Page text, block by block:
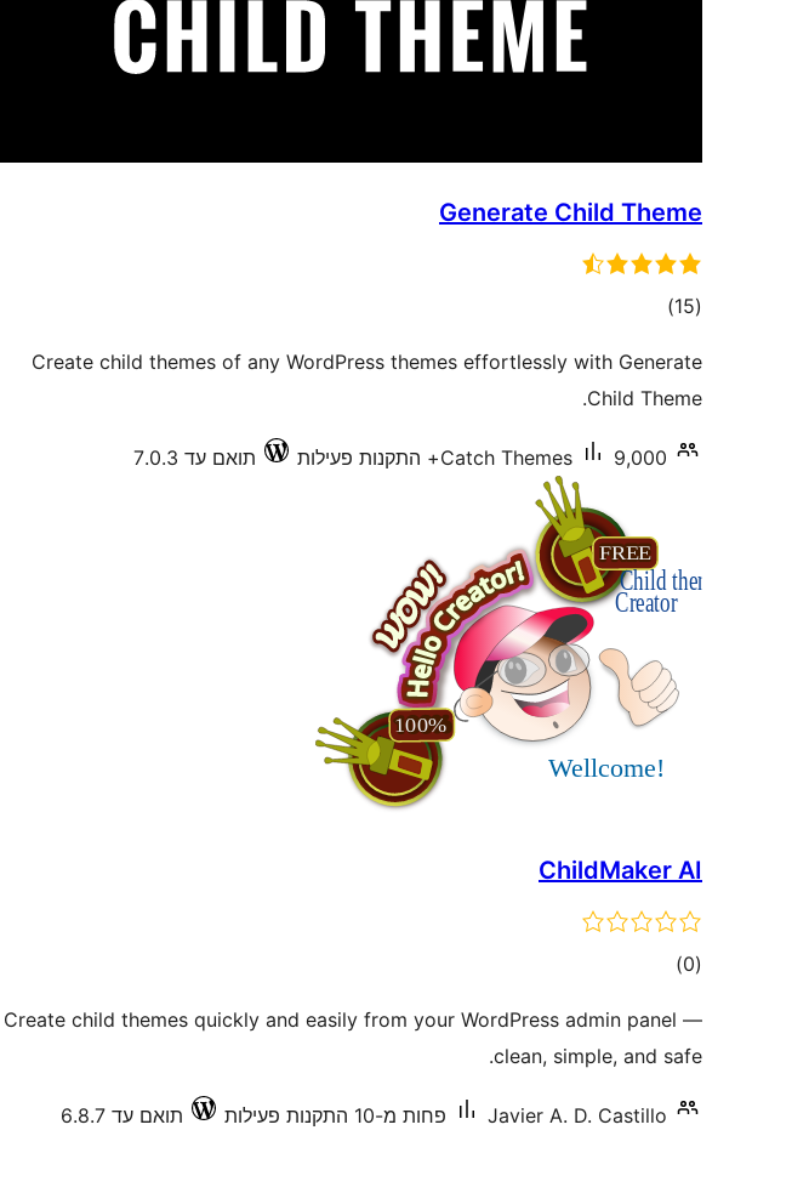
Generate Child Theme
(15 דרוגים)
Create child themes of any WordPress themes effortlessly with Generate
Child Theme.
Catch Themes 9,000+ התקנות פעילות תואם עד 7.0.3
ChildMaker AI
(0 דרוגים)
Create child themes quickly and easily from your WordPress admin panel —
clean, simple, and safe.
Javier A. D. Castillo פחות מ-10 התקנות פעילות תואם עד 6.8.7